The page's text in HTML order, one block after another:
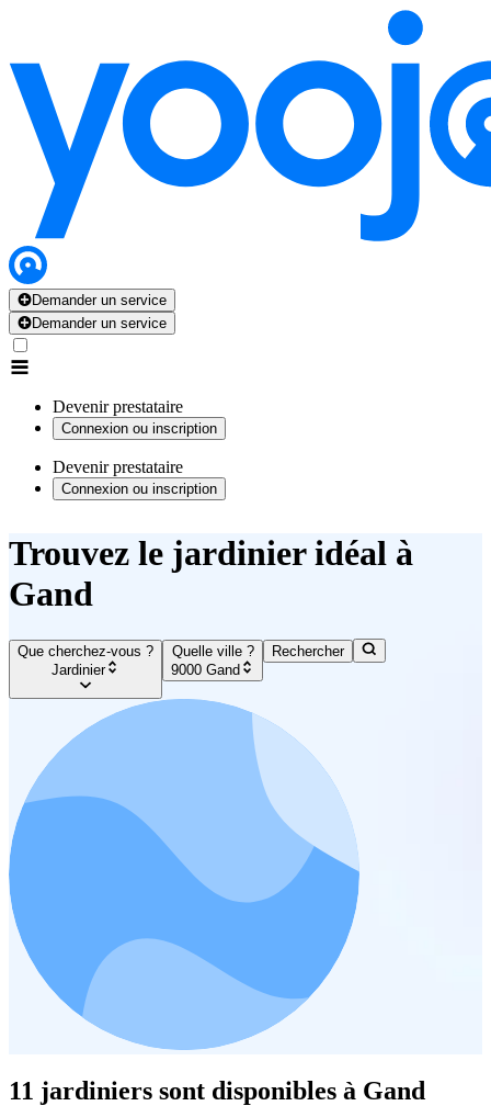
Demander un service
Demander un service
Devenir prestataire
Connexion ou inscription
Devenir prestataire
Connexion ou inscription
Trouvez le jardinier idéal à
Gand
Que cherchez-vous ?
Jardinier
Quelle ville ?
9000 Gand
Rechercher
11 jardiniers sont disponibles à Gand